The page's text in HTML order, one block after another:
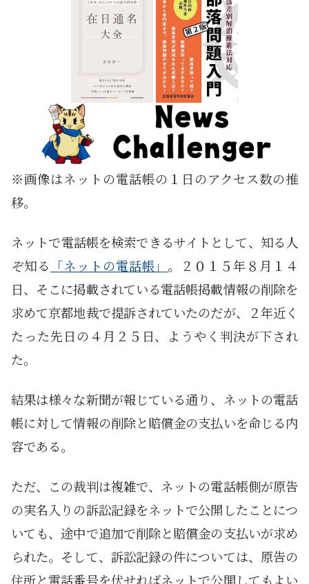
※画像はネットの電話帳の１日のアクセス数の推
移。
ネットで電話帳を検索できるサイトとして、知る人
ぞ知る
「ネットの電話帳」 。２０１５年８月１４
日、そこに掲載されている電話帳掲載情報の削除を
求めて京都地裁で提訴されていたのだが、２年近く
たった先日の４月２５日、ようやく判決が下され
た。
結果は様々な新聞が報じている通り、ネットの電話
帳に対して情報の削除と賠償金の支払いを命じる内
容である。
ただ、この裁判は複雑で、ネットの電話帳側が原告
の実名入りの訴訟記録をネットで公開したことにつ
いても、途中で追加で削除と賠償金の支払いが求め
られた。そして、訴訟記録の件については、原告の
住所と電話番号を伏せればネットで公開してもよい